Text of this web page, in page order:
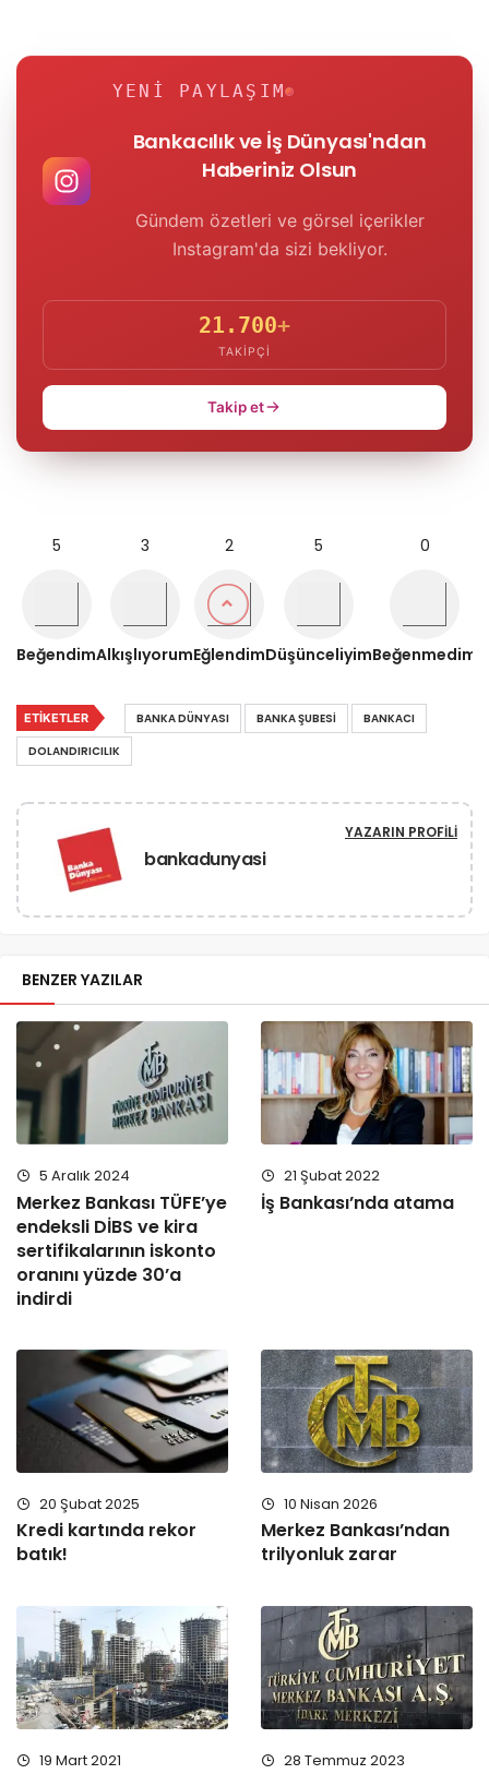
YENI PAYLAŞIM
Bankacılık ve İş Dünyası'ndan
Haberiniz Olsun
Gündem özetleri ve görsel içerikler
Instagram'da sizi bekliyor.
21.700+
TAKIPÇI
Takip et
5
Beğendim
3
Alkışlıyorum
2
Eğlendim
5
Düşünceliyim
0
Beğenmedim
ETIKETLER BANKA DÜNYASI BANKA ŞUBESI
BANKACI
DOLANDIRICILIK
bankadunyasi
YAZARIN PROFILI
BENZER YAZILAR
5 Aralık 2024
Merkez Bankası TÜFE’ye
endeksli DİBS ve kira
sertifikalarının iskonto
oranını yüzde 30’a
indirdi
21 Şubat 2022
İş Bankası’nda atama
20 Şubat 2025
Kredi kartında rekor
batık!
10 Nisan 2026
Merkez Bankası’ndan
trilyonluk zarar
19 Mart 2021 28 Temmuz 2023